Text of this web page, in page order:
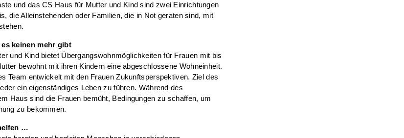
und das CS Haus für Mutter und Kind sind zwei Einrichtungen
die Alleinstehenden oder Familien, die in Not geraten sind, mit
keinen mehr gibt
und Kind bietet Übergangswohnmöglichkeiten für Frauen mit bis
bewohnt mit ihren Kindern eine abgeschlossene Wohneinheit.
Team entwickelt mit den Frauen Zukunftsperspektiven. Ziel des
ein eigenständiges Leben zu führen. Während des
Haus sind die Frauen bemüht, Bedingungen zu schaffen, um
zu bekommen.
…